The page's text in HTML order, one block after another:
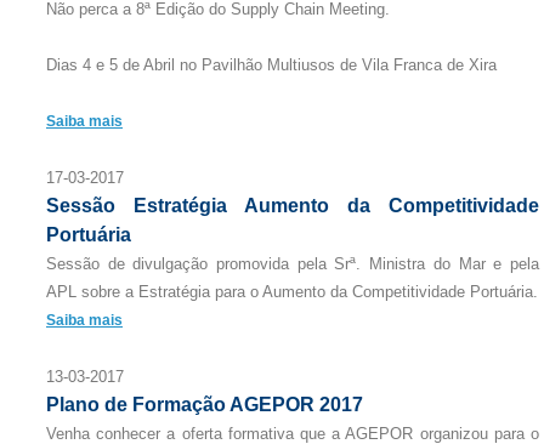
Não perca a 8ª Edição do Supply Chain Meeting.
Dias 4 e 5 de Abril no Pavilhão Multiusos de Vila Franca de Xira
Saiba mais
17-03-2017
Sessão Estratégia Aumento da Competitividade
Portuária
Sessão de divulgação promovida pela Srª. Ministra do Mar e pela
APL sobre a Estratégia para o Aumento da Competitividade Portuária.
Saiba mais
13-03-2017
Plano de Formação AGEPOR 2017
Venha conhecer a oferta formativa que a AGEPOR organizou para o